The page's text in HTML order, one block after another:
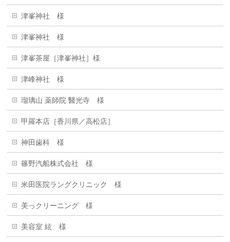
津峯神社 様
津峯神社 様
津峯茶屋［津峯神社］様
津峰神社 様
瑠璃山 薬師院 醫光寺 様
甲羅本店［香川県／高松店］
神田歯科 様
篠野汽船株式会社 様
米田医院ラングクリニック 様
美っクリーニング 様
美容室 絃 様